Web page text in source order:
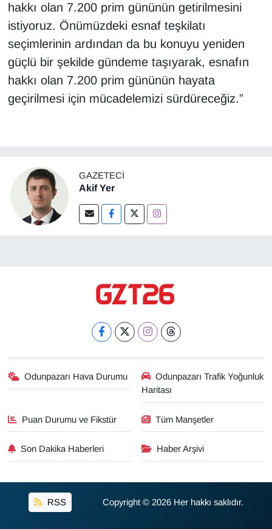
hakkı olan 7.200 prim gününün getirilmesini
istiyoruz. Önümüzdeki esnaf teşkilatı
seçimlerinin ardından da bu konuyu yeniden
güçlü bir şekilde gündeme taşıyarak, esnafın
hakkı olan 7.200 prim gününün hayata
geçirilmesi için mücadelemizi sürdüreceğiz.”
GAZETECI
Akif Yer
Odunpazarı Hava Durumu
Odunpazarı Trafik Yoğunluk
Haritası
Puan Durumu ve Fikstür Tüm Manşetler
Son Dakika Haberleri Haber Arşivi
RSS Copyright © 2026 Her hakkı saklıdır.